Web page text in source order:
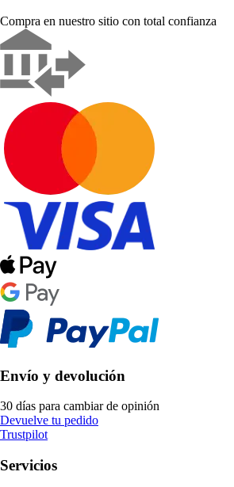
Compra en nuestro sitio con total confianza
Envío y devolución
30 días para cambiar de opinión
Devuelve tu pedido
Trustpilot
Servicios